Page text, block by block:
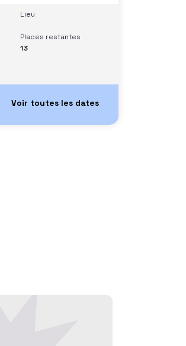
de conviction et sur
attitude, …),
de
Lieu
Places restantes
13